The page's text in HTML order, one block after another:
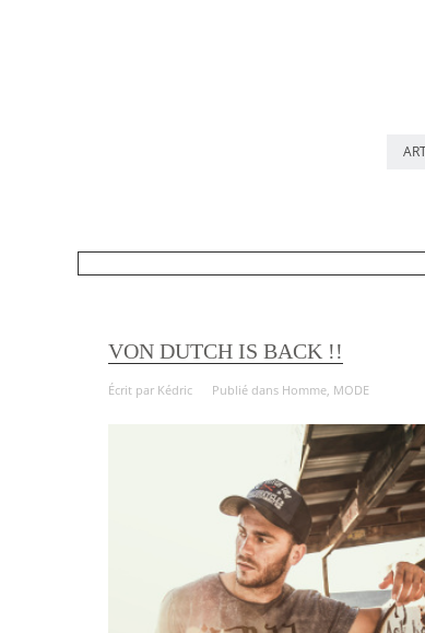
VON DUTCH IS BACK !!
Écrit par Kédric Publié dans Homme, MODE